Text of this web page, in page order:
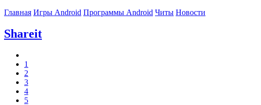
Главная Игры Android Программы Android Читы Новости
Shareit
1
2
3
4
5